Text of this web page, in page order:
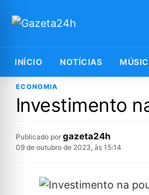
INÍCIO NOTÍCIAS
ECONOMIA
Investimento
Publicado por gazeta24h
09 de outubro de 2023, às 15:14